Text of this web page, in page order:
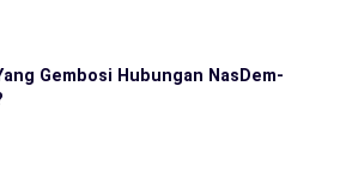
Gembosi Hubungan NasDem-